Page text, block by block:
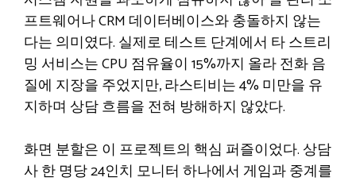
프트웨어나 CRM 데이터베이스와 충돌하지 않는
다는 의미였다. 실제로 테스트 단계에서 타 스트리
밍 서비스는 CPU 점유율이 15%까지 올라 전화 음
질에 지장을 주었지만, 라스티비는 4% 미만을 유
지하며 상담 흐름을 전혀 방해하지 않았다.
화면 분할은 이 프로젝트의 핵심 퍼즐이었다. 상담
사 한 명당 24인치 모니터 하나에서 게임과 중계를